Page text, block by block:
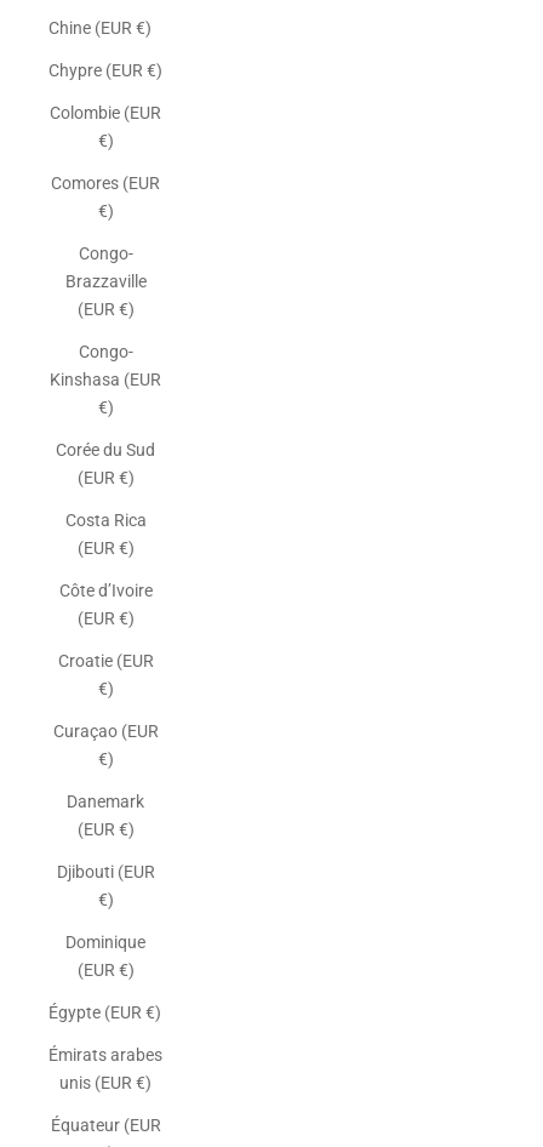
Chine (EUR €)
Chypre (EUR €)
Colombie (EUR
€)
Comores (EUR
€)
Congo-
Brazzaville
(EUR €)
Congo-
Kinshasa (EUR
€)
Corée du Sud
(EUR €)
Costa Rica
(EUR €)
Côte d’Ivoire
(EUR €)
Croatie (EUR
€)
Curaçao (EUR
€)
Danemark
(EUR €)
Djibouti (EUR
€)
Dominique
(EUR €)
Égypte (EUR €)
Émirats arabes
unis (EUR €)
Équateur (EUR